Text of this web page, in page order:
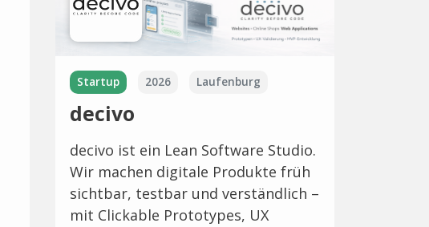
Startup 2026 Laufenburg
decivo
decivo ist ein Lean Software Studio.
Wir machen digitale Produkte früh
sichtbar, testbar und verständlich –
mit Clickable Prototypes, UX